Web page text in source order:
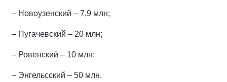
– Новоузенский – 7,9 млн;
– Пугачевский – 20 млн;
– Ровенский – 10 млн;
– Энгельсский – 50 млн.